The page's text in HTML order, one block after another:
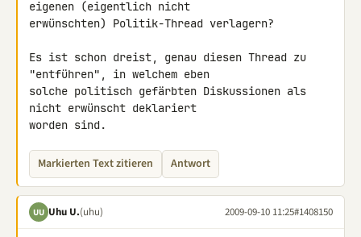
eigenen (eigentlich nicht
erwünschten) Politik-Thread verlagern?
Es ist schon dreist, genau diesen Thread zu
"entführen", in welchem eben
solche politisch gefärbten Diskussionen als
nicht erwünscht deklariert
worden sind.
Markierten Text zitieren Antwort
UU Uhu U.(uhu) 2009-09-10 11:25#1408150